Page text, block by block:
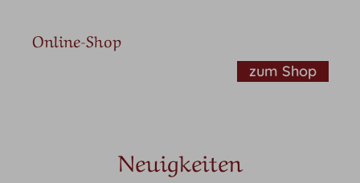
Online-Shop
zum Shop
Neuigkeiten